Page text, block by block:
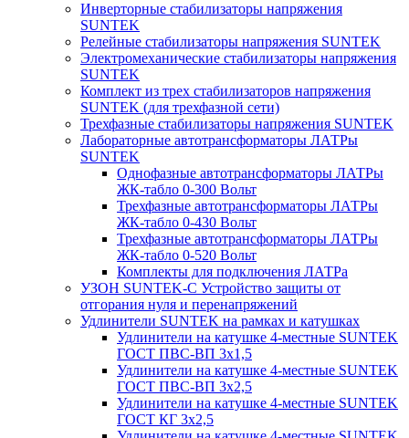
Инверторные стабилизаторы напряжения
SUNTEK
Релейные стабилизаторы напряжения SUNTEK
Электромеханические стабилизаторы напряжения
SUNTEK
Комплект из трех стабилизаторов напряжения
SUNTEK (для трехфазной сети)
Трехфазные стабилизаторы напряжения SUNTEK
Лабораторные автотрансформаторы ЛАТРы
SUNTEK
Однофазные автотрансформаторы ЛАТРы
ЖК-табло 0-300 Вольт
Трехфазные автотрансформаторы ЛАТРы
ЖК-табло 0-430 Вольт
Трехфазные автотрансформаторы ЛАТРы
ЖК-табло 0-520 Вольт
Комплекты для подключения ЛАТРа
УЗОН SUNTEK-C Устройство защиты от
отгорания нуля и перенапряжений
Удлинители SUNTEK на рамках и катушках
Удлинители на катушке 4-местные SUNTEK
ГОСТ ПВС-ВП 3х1,5
Удлинители на катушке 4-местные SUNTEK
ГОСТ ПВС-ВП 3х2,5
Удлинители на катушке 4-местные SUNTEK
ГОСТ КГ 3х2,5